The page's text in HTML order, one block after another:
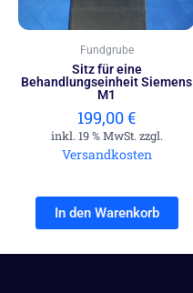
Fundgrube
Sitz für eine
Behandlungseinheit Siemens
M1
199,00€
inkl. 19 % MwSt. zzgl.
Versandkosten
In den Warenkorb